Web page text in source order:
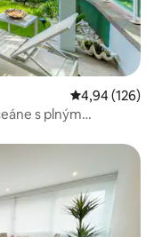
Priemerné
4,94 (126)
s plným